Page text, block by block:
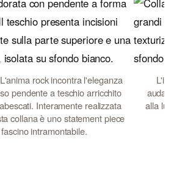
rock incontra l'eleganza
pendente a teschio arricchito
Interamente realizzata
collana è uno statement piece
intramontabile.
alla